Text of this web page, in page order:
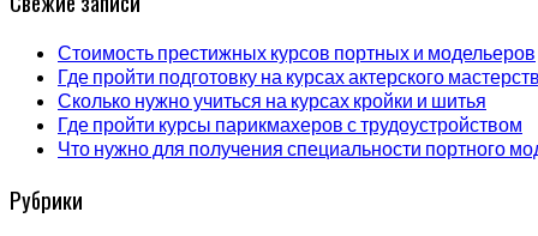
Стоимость престижных курсов портных и модельеров
Где пройти подготовку на курсах актерского
Сколько нужно учиться на курсах кройки и шитья
Где пройти курсы парикмахеров с трудоустройством
Что нужно для получения специальности портного
Рубрики